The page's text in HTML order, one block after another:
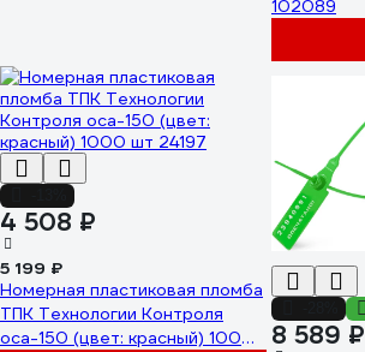
102089
4 508 ₽
5 199 ₽
Номерная пластиковая пломба
ТПК Технологии Контроля
оса-150 (цвет: красный) 1000
8 589 ₽